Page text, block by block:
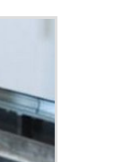
preço
pela
indús...